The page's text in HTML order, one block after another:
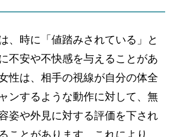
、時に「値踏みされている」と
不安や不快感を与えることがあ
性は、相手の視線が自分の体全
ンするような動作に対して、無
姿や外見に対する評価を下され
ことがあります。これにより、